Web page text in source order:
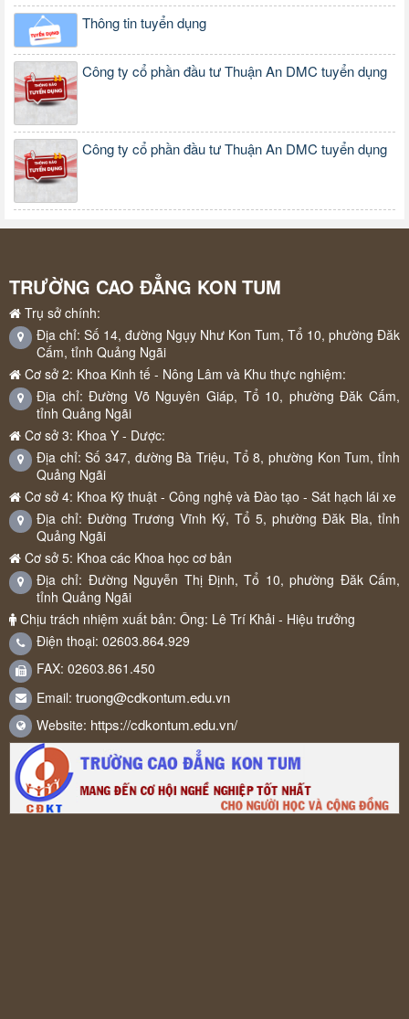
Thông tin tuyển dụng
Công ty cổ phần đầu tư Thuận An DMC tuyển dụng
Công ty cổ phần đầu tư Thuận An DMC tuyển dụng
TRƯỜNG CAO ĐẲNG KON TUM
Trụ sở chính:
Địa chỉ: Số 14, đường Ngụy Như Kon Tum, Tổ 10, phường Đăk
Cấm, tỉnh Quảng Ngãi
Cơ sở 2: Khoa Kinh tế - Nông Lâm và Khu thực nghiệm:
Địa chỉ: Đường Võ Nguyên Giáp, Tổ 10, phường Đăk Cấm,
tỉnh Quảng Ngãi
Cơ sở 3: Khoa Y - Dược:
Địa chỉ: Số 347, đường Bà Triệu, Tổ 8, phường Kon Tum, tỉnh
Quảng Ngãi
Cơ sở 4: Khoa Kỹ thuật - Công nghệ và Đào tạo - Sát hạch lái xe
Địa chỉ: Đường Trương Vĩnh Ký, Tổ 5, phường Đăk Bla, tỉnh
Quảng Ngãi
Cơ sở 5: Khoa các Khoa học cơ bản
Địa chỉ: Đường Nguyễn Thị Định, Tổ 10, phường Đăk Cấm,
tỉnh Quảng Ngãi
Chịu trách nhiệm xuất bản: Ông: Lê Trí Khải - Hiệu trưởng
Điện thoại: 02603.864.929
FAX: 02603.861.450
Email: truong@cdkontum.edu.vn
Website: https://cdkontum.edu.vn/